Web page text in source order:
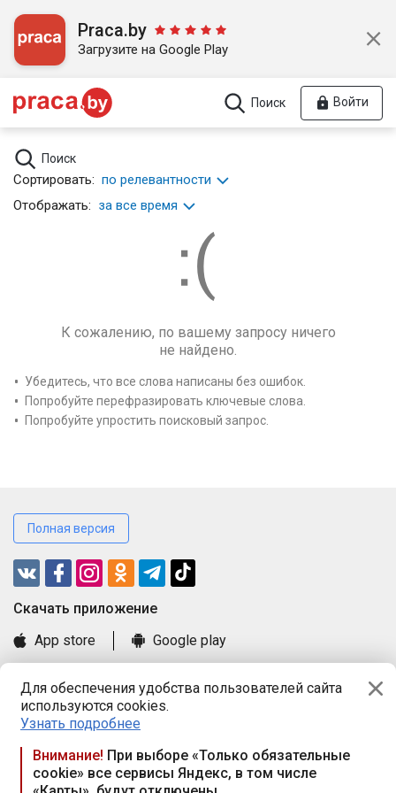
Для обеспечения удобства пользователей сайта
используются cookies.
Узнать подробнее
Внимание! При выборе «Только обязательные
cookie» все сервисы Яндекс, в том числе
Praca.by
Загрузите на Google Play
Поиск Войти
Поиск
Сортировать: по релевантности
Отображать: за все время
К сожалению, по вашему запросу ничего
не найдено.
Убедитесь, что все слова написаны без ошибок.
Попробуйте перефразировать ключевые слова.
Попробуйте упростить поисковый запрос.
Полная версия
Cкачать приложение
App store
Google play
Книга замечаний и предложений
Правила и документы
Praca.by © 2000—2026, ООО «ПРАЦА БАЙ»
Республика Беларусь, 220114, г. Минск, пр-т Независимости
117а, пом. № 9.